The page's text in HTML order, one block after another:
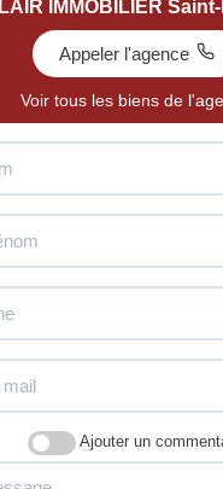
LAIR IMMOBILIER
Appeler l'agence
Voir tous les biens de
Ajouter un